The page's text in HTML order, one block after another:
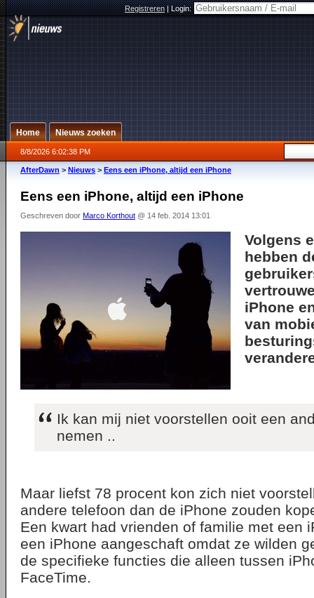
Registreren|Login:
Home Nieuws zoeken
8/8/2026 6:02:38 PM
AfterDawn > Nieuws > Eens een iPhone, altijd een iPhone
Eens een iPhone, altijd een iPhone
Geschreven door Marco Korthout @ 14 feb. 2014 13:01
Volgens
hebben
iPhone
van
Ik kan mij niet voorstellen ooit een
nemen ..
Maar liefst 78 procent kon zich niet
andere telefoon dan de iPhone zouden
Een kwart had vrienden of familie met een
een iPhone aangeschaft omdat ze wilden
de specifieke functies die alleen tussen
FaceTime.